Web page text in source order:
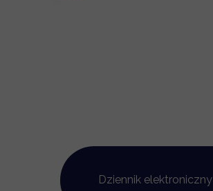
Dziennik elektroniczny